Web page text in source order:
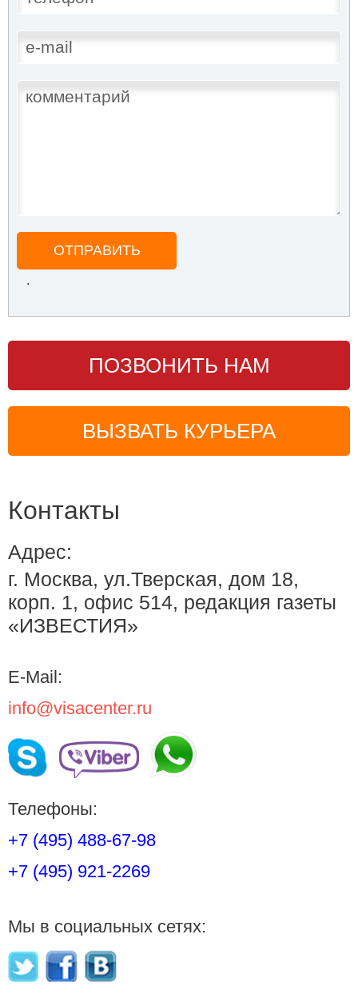
ОТПРАВИТЬ
.
ПОЗВОНИТЬ НАМ
ВЫЗВАТЬ КУРЬЕРА
Контакты
Адрес:
г. Москва, ул.Тверская, дом 18,
корп. 1, офис 514, редакция газеты
«ИЗВЕСТИЯ»
E-Mail:
info@visacenter.ru
Телефоны:
+7 (495) 488-67-98
+7 (495) 921-2269
Мы в социальных сетях: